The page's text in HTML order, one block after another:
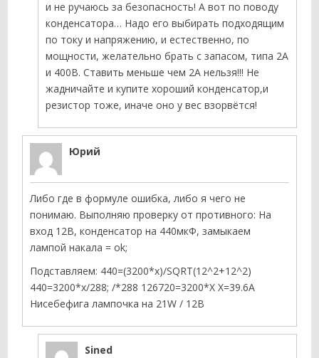
и не ручаюсь за безопасность! А вот по поводу
конденсатора… Надо его выбирать подходящим
по току и напряжению, и естественно, по
мощности, желательно брать с запасом, типа 2А
и 400В. Ставить меньше чем 2А нельзя!!! Не
жадничайте и купите хороший конденсатор,и
резистор тоже, иначе оно у вес взорвётся!
Юрий
Либо где в формуле ошибка, либо я чего не
понимаю. Выполняю проверку от противного: На
вход 12В, конденсатор на 440мкФ, замыкаем
лампой накала = ok;
Подставляем: 440=(3200*х)/SQRT(12^2+12^2)
440=3200*x/288; /*288 126720=3200*X X=39.6А
Нисебефига лампочка на 21W / 12В
Sined